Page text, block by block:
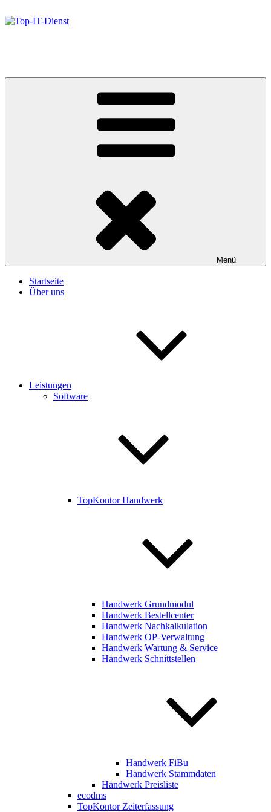
Inhalt
Menü
Startseite
Über uns
Leistungen
Software
TopKontor Handwerk
Handwerk Grundmodul
Handwerk Bestellcenter
Handwerk Nachkalkulation
Handwerk OP-Verwaltung
Handwerk Wartung & Service
Handwerk Schnittstellen
Handwerk FiBu
Handwerk Stammdaten
Handwerk Preisliste
ecodms
TopKontor Zeiterfassung